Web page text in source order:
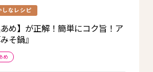
しなレシピ
あめ】が正解！簡単にコク旨！ア
そ鍋』
め